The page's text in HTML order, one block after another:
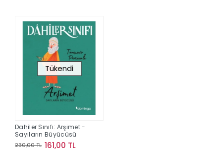
Tükendi
Dahiler Sınıfı: Arşimet -
Sayıların Büyücüsü
230,00 TL 161,00 TL